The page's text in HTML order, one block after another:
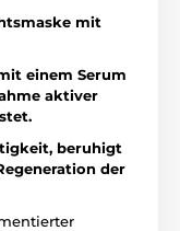
mit
einem Serum
aktiver
beruhigt
der